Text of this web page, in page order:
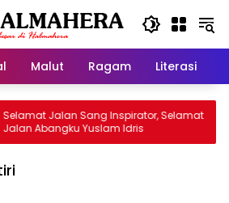
Malut Ragam Literasi
Jalan Sang Inspirator, Selamat
Yuslam Idris